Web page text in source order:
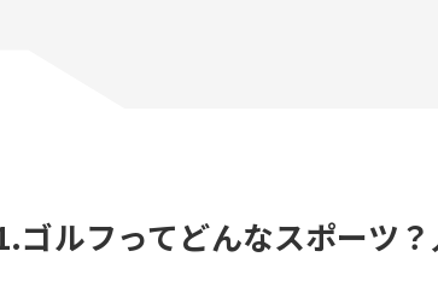
ゴルフってどんなスポーツ